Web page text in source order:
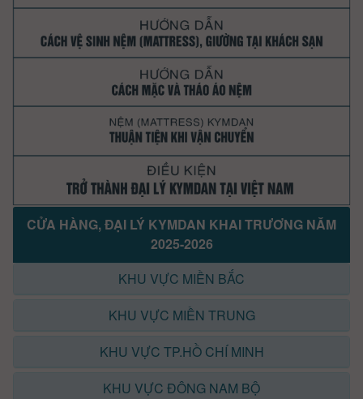
CỬA HÀNG, ĐẠI LÝ KYMDAN KHAI TRƯƠNG NĂM
2025-2026
KHU VỰC MIỀN BẮC
KHU VỰC MIỀN TRUNG
KHU VỰC TP.HỒ CHÍ MINH
KHU VỰC ĐÔNG NAM BỘ